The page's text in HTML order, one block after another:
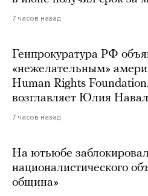
7 часов назад
Генпрокуратура РФ
«нежелательным»
Human Rights
возглавляет Юлия
7 часов назад
На ютьюбе
националистического
община»